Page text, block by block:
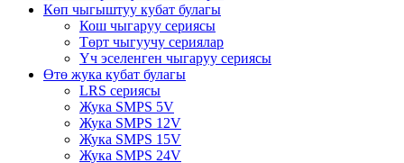
Көп чыгыштуу кубат булагы
Кош чыгаруу сериясы
Төрт чыгуучу сериялар
Үч эселенген чыгаруу сериясы
Өтө жука кубат булагы
LRS сериясы
Жука SMPS 5V
Жука SMPS 12V
Жука SMPS 15V
Жука SMPS 24V